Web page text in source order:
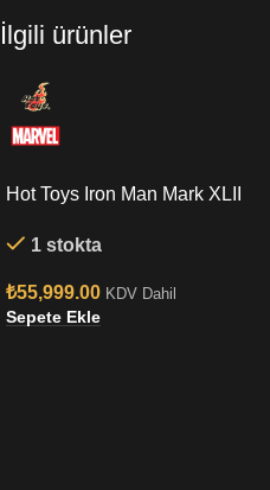
İlgili ürünler
Hot Toys Iron Man Mark XLII
Scale Figure
1 stokta
₺55,999.00 KDV Dahil
Sepete Ekle